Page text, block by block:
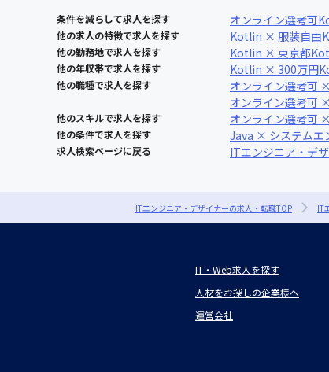
条件を減らして求人を探す オンライン選考可
他の求人の特徴で求人を探す Kotlin × 服装自由
他の勤務地で求人を探す Kotlin × 東京都
他の年収帯で求人を探す Kotlin × 300万円
他の職種で求人を探す オンライン選考可
オンライン選考可
他のスキルで求人を探す オンライン選考可
他の条件で求人を探す Java × システムエ
求人検索ページに戻る ITエンジニア・デ
ITエンジニア・デザイナーの求人・転職TOP IT
IT・Web求人を探す
人材をお探しの企業様へ
運営会社